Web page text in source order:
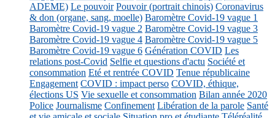
ADEME) Le pouvoir Pouvoir (portrait chinois) Coronavirus
& don (organe, sang, moelle) Baromètre Covid-19 vague 1
Baromètre Covid-19 vague 2 Baromètre Covid-19 vague 3
Baromètre Covid-19 vague 4 Baromètre Covid-19 vague 5
Baromètre Covid-19 vague 6 Génération COVID Les
relations post-Covid Selfie et questions d'actu Société et
consommation Eté et rentrée COVID Tenue républicaine
Engagement COVID : impact perso COVID, éthique,
élections US Vie sexuelle et consommation Bilan année 2020
Police Journalisme Confinement Libération de la parole Santé